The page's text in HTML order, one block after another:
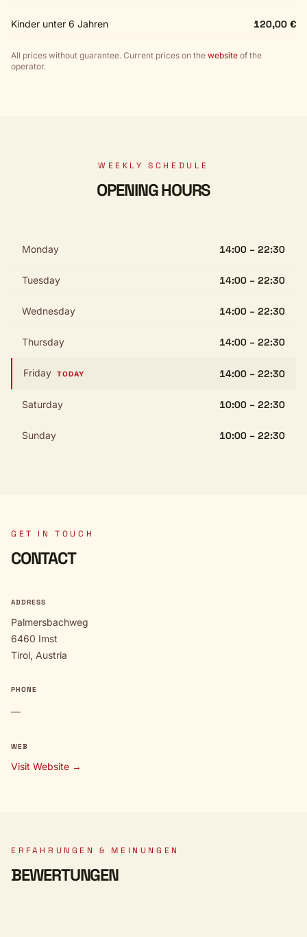
Kinder unter 6 Jahren 120,00 €
All prices without guarantee. Current prices on the website of the
operator.
WEEKLY SCHEDULE
OPENING HOURS
Monday 14:00 – 22:30
Tuesday 14:00 – 22:30
Wednesday 14:00 – 22:30
Thursday 14:00 – 22:30
Friday TODAY 14:00 – 22:30
Saturday 10:00 – 22:30
Sunday 10:00 – 22:30
GET IN TOUCH
CONTACT
ADDRESS
Palmersbachweg
6460 Imst
Tirol, Austria
PHONE
—
WEB
Visit Website →
ERFAHRUNGEN & MEINUNGEN
BEWERTUNGEN